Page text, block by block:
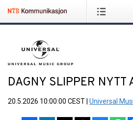
DAGNY SLIPPER NYTT
20.5.2026 10:00:00 CEST Universal